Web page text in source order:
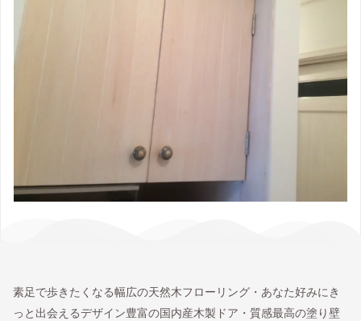
素足で歩きたくなる幅広の天然木フローリング・あなた好みにき
っと出会えるデザイン豊富の国内産木製ドア・質感最高の塗り壁